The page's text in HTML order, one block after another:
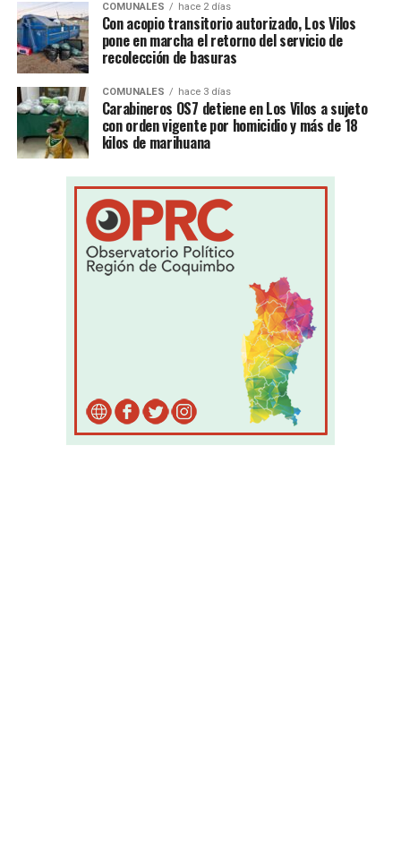
COMUNALES hace 2 días
Con acopio transitorio autorizado, Los Vilos
pone en marcha el retorno del servicio de
recolección de basuras
COMUNALES hace 3 días
Carabineros OS7 detiene en Los Vilos a sujeto
con orden vigente por homicidio y más de 18
kilos de marihuana